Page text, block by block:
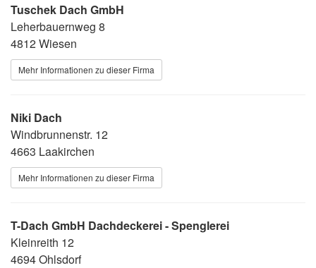
Tuschek Dach GmbH
Leherbauernweg 8
4812 Wiesen
Mehr Informationen zu dieser Firma
Niki Dach
Windbrunnenstr. 12
4663 Laakirchen
Mehr Informationen zu dieser Firma
T-Dach GmbH Dachdeckerei - Spenglerei
Kleinreith 12
4694 Ohlsdorf